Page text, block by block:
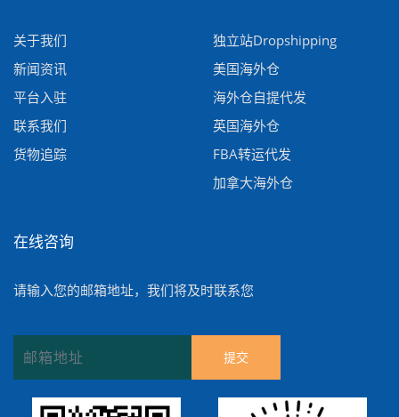
关于我们
新闻资讯
平台入驻
联系我们
货物追踪
独立站Dropshipping
美国海外仓
海外仓自提代发
英国海外仓
FBA转运代发
加拿大海外仓
在线咨询
请输入您的邮箱地址，我们将及时联系您
提交